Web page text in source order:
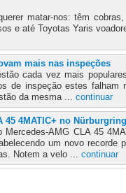
matar-nos: têm
e até Toyotas Yaris
mais nas inspeções
cada vez mais
de inspeção estes falham
da mesma ... continuar
45 4MATIC+ no Nürburgring
Mercedes-AMG CLA 45
um novo recorde
Notem a velo ... continuar